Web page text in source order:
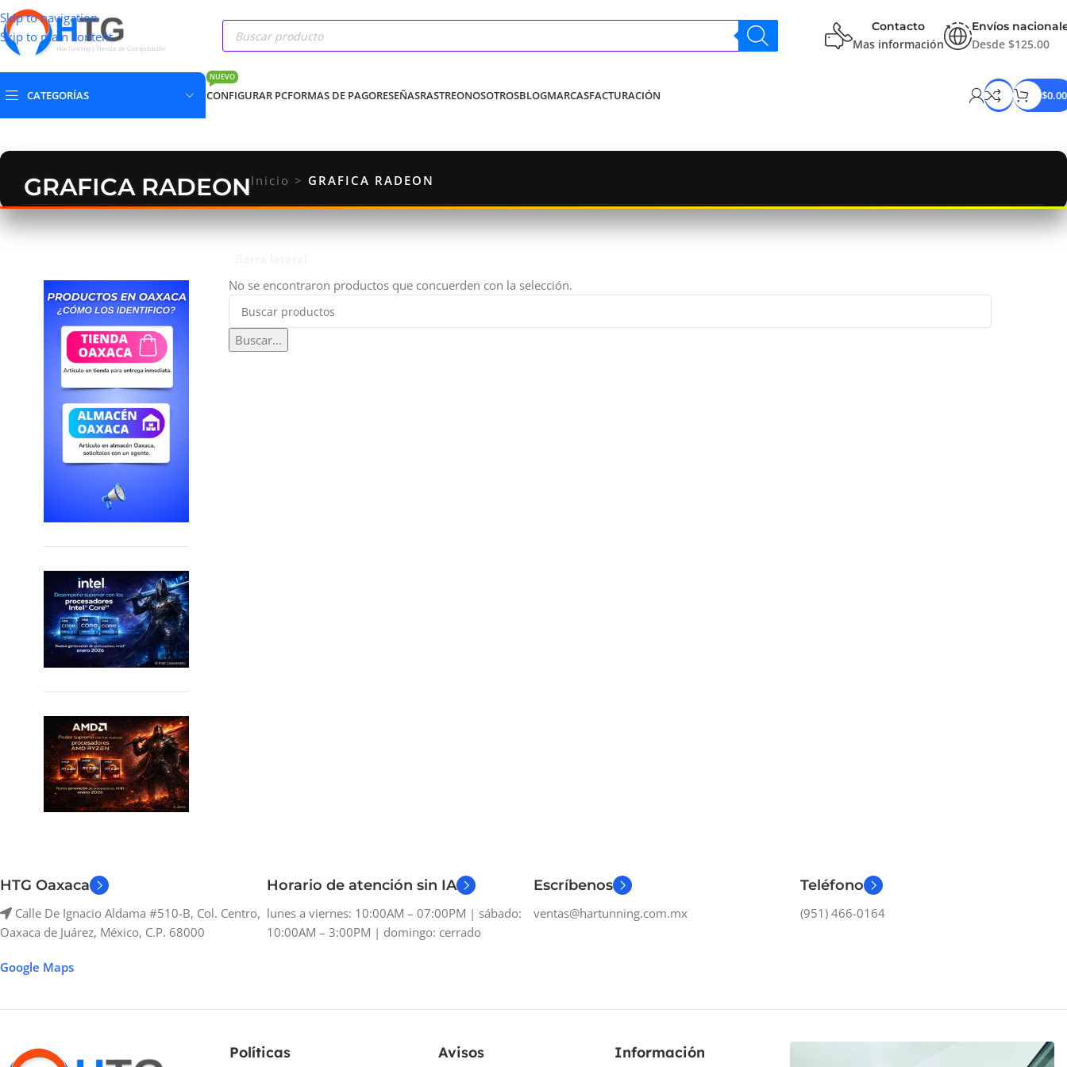
Skip to navigation
Skip to main content
Contacto
Mas información
Envíos
Desde $125.00
CATEGORÍAS CONFIGURAR PC
NUEVO
FORMAS DE PAGORESEÑASRASTREONOSOTROSBLOGMARCASFACTURACIÓN $0.00
GRAFICA RADEONInicio > GRAFICA RADEON
No se encontraron productos que concuerden con la selección.
Buscar...
HTG Oaxaca
Calle De Ignacio Aldama #510-B, Col. Centro,
Oaxaca de Juárez, México, C.P. 68000
Google Maps
Horario de atención sin IA
lunes a viernes: 10:00AM – 07:00PM | sábado:
10:00AM – 3:00PM | domingo: cerrado
Escríbenos
ventas@hartunning.com.mx
Teléfono
(951) 466-0164
Políticas Avisos Información